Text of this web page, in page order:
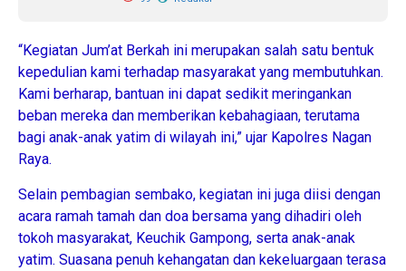
“Kegiatan Jum’at Berkah ini merupakan salah satu bentuk
kepedulian kami terhadap masyarakat yang membutuhkan.
Kami berharap, bantuan ini dapat sedikit meringankan
beban mereka dan memberikan kebahagiaan, terutama
bagi anak-anak yatim di wilayah ini,” ujar Kapolres Nagan
Raya.
Selain pembagian sembako, kegiatan ini juga diisi dengan
acara ramah tamah dan doa bersama yang dihadiri oleh
tokoh masyarakat, Keuchik Gampong, serta anak-anak
yatim. Suasana penuh kehangatan dan kekeluargaan terasa